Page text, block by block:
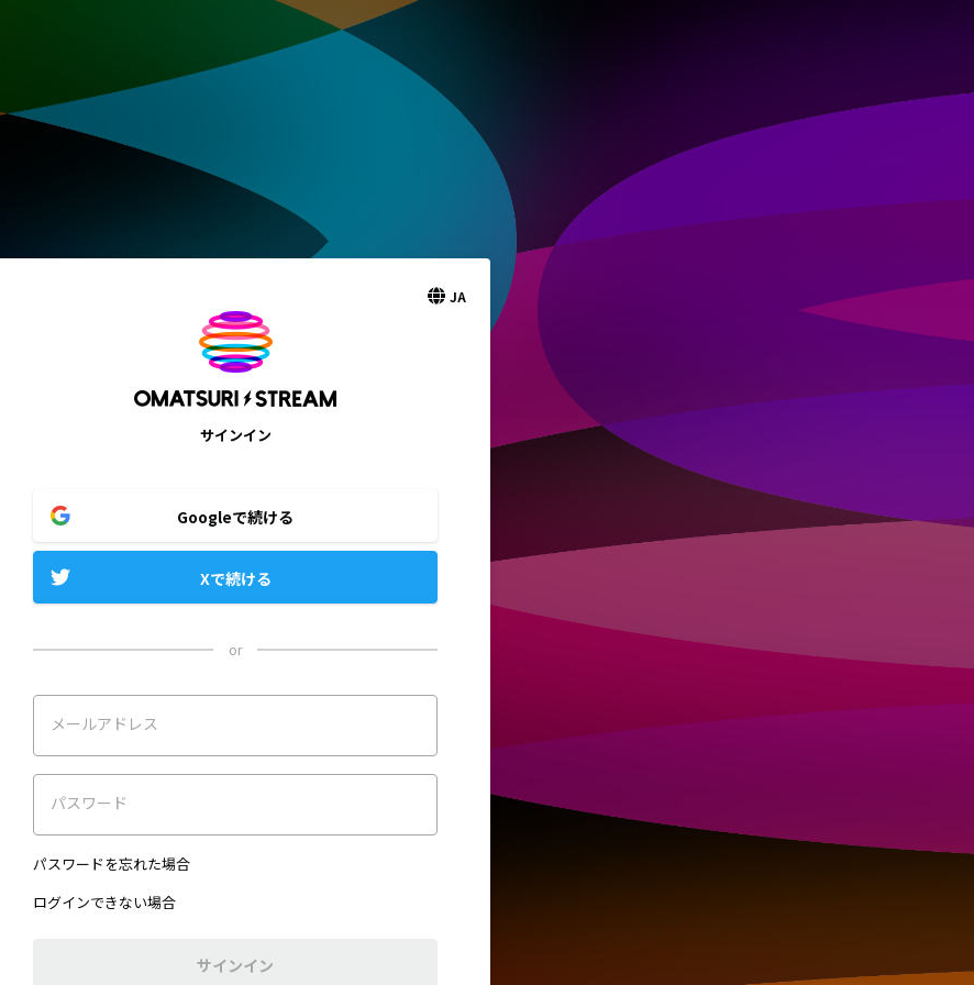
JA
サインイン
Googleで続ける
Xで続ける
or
メールアドレス
パスワード
パスワードを忘れた場合
ログインできない場合
サインイン